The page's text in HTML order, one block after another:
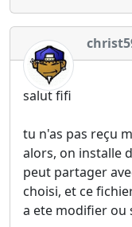
salut fifi
tu n'as pas reçu
alors, on installe
peut partager
choisi, et ce
a ete modifier ou